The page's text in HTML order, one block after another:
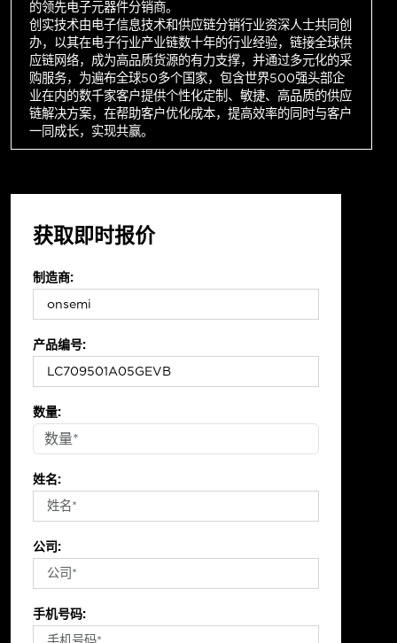
的领先电子元器件分销商。
创实技术由电子信息技术和供应链分销行业资深人士共同创
办，以其在电子行业产业链数十年的行业经验，链接全球供
应链网络，成为高品质货源的有力支撑，并通过多元化的采
购服务，为遍布全球50多个国家，包含世界500强头部企
业在内的数千家客户提供个性化定制、敏捷、高品质的供应
链解决方案，在帮助客户优化成本，提高效率的同时与客户
一同成长，实现共赢。
获取即时报价
制造商:
产品编号:
数量:
姓名:
公司:
手机号码: